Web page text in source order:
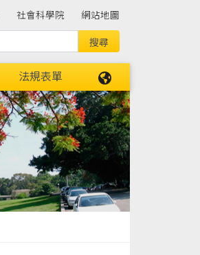
社會科學院 網站地圖
法規表單